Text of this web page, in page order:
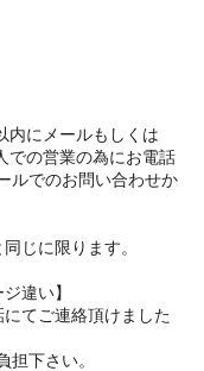
内にメールもしくは
での営業の為にお電話
ルでのお問い合わせか
じに限ります。
違い】
てご連絡頂けました
下さい。